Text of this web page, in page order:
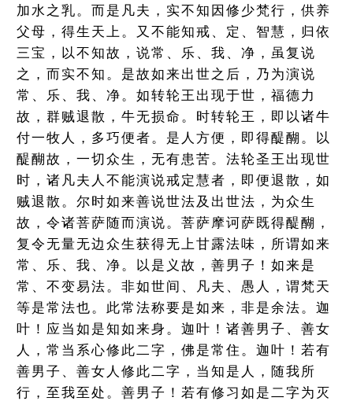
加水之乳。而是凡夫，实不知因修少梵行，供养
父母，得生天上。又不能知戒、定、智慧，归依
三宝，以不知故，说常、乐、我、净，虽复说
之，而实不知。是故如来出世之后，乃为演说
常、乐、我、净。如转轮王出现于世，福德力
故，群贼退散，牛无损命。时转轮王，即以诸牛
付一牧人，多巧便者。是人方便，即得醍醐。以
醍醐故，一切众生，无有患苦。法轮圣王出现世
时，诸凡夫人不能演说戒定慧者，即便退散，如
贼退散。尔时如来善说世法及出世法，为众生
故，令诸菩萨随而演说。菩萨摩诃萨既得醍醐，
复令无量无边众生获得无上甘露法味，所谓如来
常、乐、我、净。以是义故，善男子！如来是
常、不变易法。非如世间、凡夫、愚人，谓梵天
等是常法也。此常法称要是如来，非是余法。迦
叶！应当如是知如来身。迦叶！诸善男子、善女
人，常当系心修此二字，佛是常住。迦叶！若有
善男子、善女人修此二字，当知是人，随我所
行，至我至处。善男子！若有修习如是二字为灭